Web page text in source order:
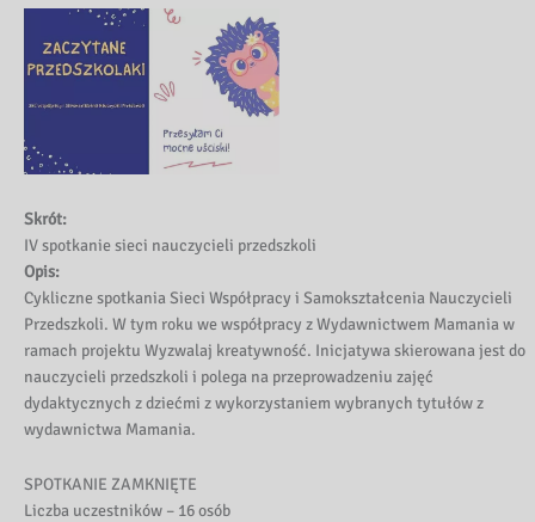
Skrót:
IV spotkanie sieci nauczycieli przedszkoli
Opis:
Cykliczne spotkania Sieci Współpracy i Samokształcenia Nauczycieli
Przedszkoli. W tym roku we współpracy z Wydawnictwem Mamania w
ramach projektu Wyzwalaj kreatywność. Inicjatywa skierowana jest do
nauczycieli przedszkoli i polega na przeprowadzeniu zajęć
dydaktycznych z dziećmi z wykorzystaniem wybranych tytułów z
wydawnictwa Mamania.
SPOTKANIE ZAMKNIĘTE
Liczba uczestników – 16 osób